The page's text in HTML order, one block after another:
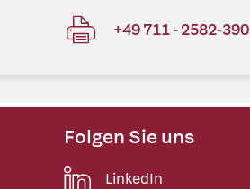
+49 711 - 2582-390
Folgen Sie uns
LinkedIn